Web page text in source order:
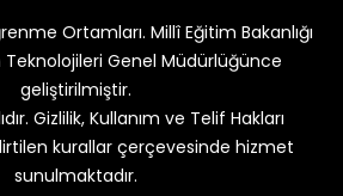
Ortamları. Millî Eğitim Bakanlığı
Teknolojileri Genel Müdürlüğünce
geliştirilmiştir.
Gizlilik, Kullanım ve Telif Hakları
kurallar çerçevesinde hizmet
sunulmaktadır.